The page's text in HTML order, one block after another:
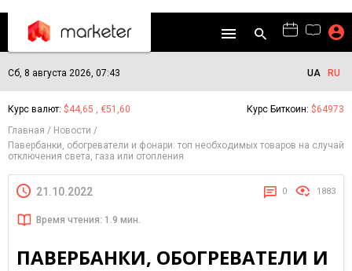
Сб, 8 августа 2026, 07:43 UA RU
Курс валют: $44,65 , €51,60 Курс Биткоин: $64973
Главная
Новости
Павербанки, обогреватели и фонари: топ необходимых товаров на случай
отключения света, газа или отопления
21.10.2022 0 1883
Время чтения: 1.9 мин.
ПАВЕРБАНКИ, ОБОГРЕВАТЕЛИ И